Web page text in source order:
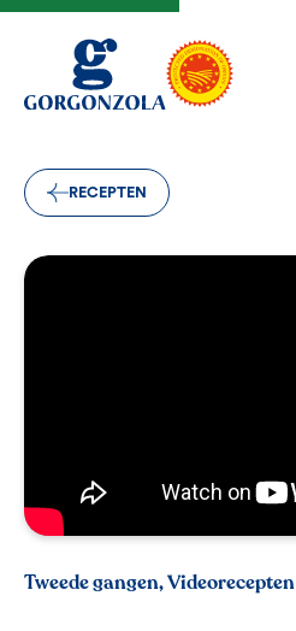
RECEPTEN
Tweede gangen, Videorecepten